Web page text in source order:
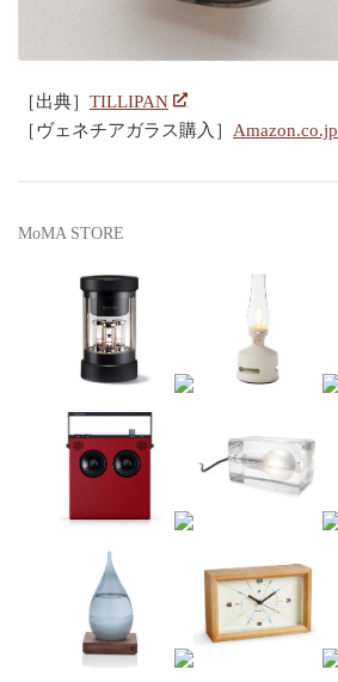
［出典］ TILLIPAN
［ヴェネチアガラス購入］ Amazon.co.jp
MoMA STORE